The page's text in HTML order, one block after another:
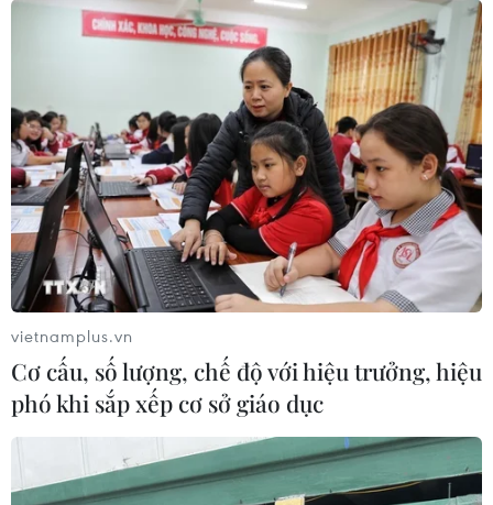
chính sách trên địa bàn.
Nguồn quỹ được sử dụng để xây dựng mới, sửa
chữa 70 căn nhà tình nghĩa với tổng trị giá 4,58
tỷ đồng; tặng 23 sổ tiết kiệm với tổng số tiền 420
triệu đồng./.
(TTXVN/Vietnam+)
vietnamplus.vn
Cơ cấu, số lượng, chế độ với hiệu trưởng, hiệu
phó khi sắp xếp cơ sở giáo dục